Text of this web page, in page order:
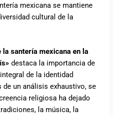
mexicana se mantiene
cultural de la
la santería mexicana en la
destaca la importancia de
de la identidad
un análisis exhaustivo, se
religiosa ha dejado
la música, la